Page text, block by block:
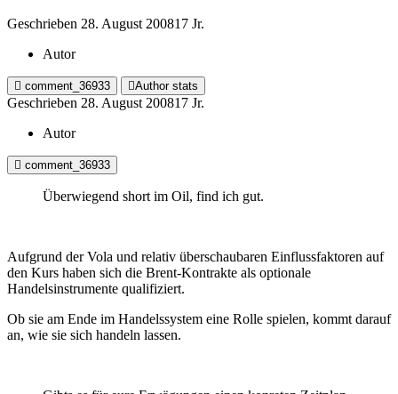
Geschrieben 28. August 200817 Jr.
Autor
comment_36933 Author stats
Geschrieben 28. August 200817 Jr.
Autor
comment_36933
Überwiegend short im Oil, find ich gut.
Aufgrund der Vola und relativ überschaubaren Einflussfaktoren auf
den Kurs haben sich die Brent-Kontrakte als optionale
Handelsinstrumente qualifiziert.
Ob sie am Ende im Handelssystem eine Rolle spielen, kommt darauf
an, wie sie sich handeln lassen.